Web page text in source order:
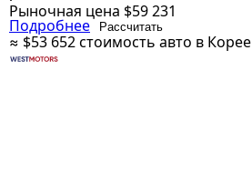
Рыночная цена $59 231
Подробнее Рассчитать
≈ $53 652стоимость авто в Корее